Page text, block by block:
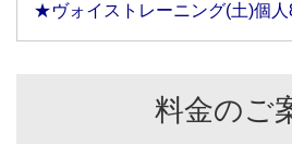
★ヴォイストレーニング(土)個人
料金のご